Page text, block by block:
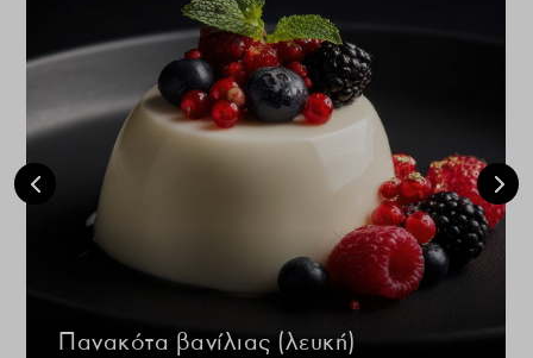
Πανακότα βανίλιας (λευκή)